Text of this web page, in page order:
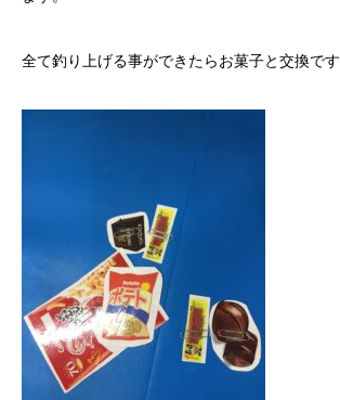
全て釣り上げる事ができたらお菓子と交換です